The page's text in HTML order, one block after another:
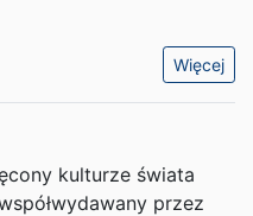
Więcej
kulturze świata
przez